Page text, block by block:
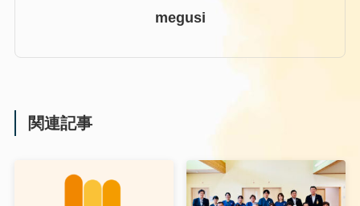
megusi
関連記事